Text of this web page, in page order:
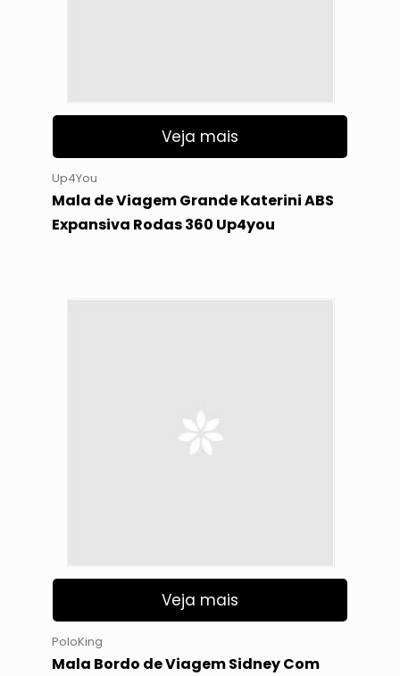
Veja mais
Up4You
Mala de Viagem Grande Katerini ABS
Expansiva Rodas 360 Up4you
Veja mais
PoloKing
Mala Bordo de Viagem Sidney Com